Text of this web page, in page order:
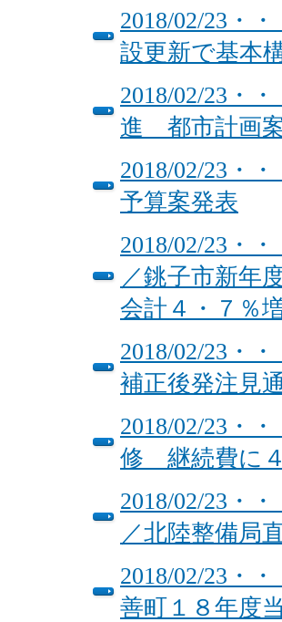
2018/02/23・
設更新で基本
2018/02/23・
進 都市計画
2018/02/23・
予算案発表
2018/02/23・
／銚子市新年
会計４・７％
2018/02/23・
補正後発注見
2018/02/23・
修 継続費に
2018/02/23・
／北陸整備局
2018/02/23・
善町１８年度